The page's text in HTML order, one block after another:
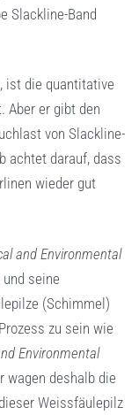
Slackline-Band
ist die quantitative
Aber er gibt den
von Slackline-
achtet darauf, dass
wieder gut
and Environmental
und seine
(Schimmel)
zu sein wie
Environmental
wagen deshalb die
Weissfäulepilz